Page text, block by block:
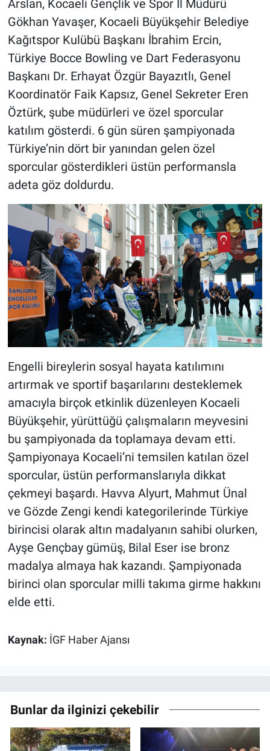
Arslan, Kocaeli Gençlik ve Spor İl Müdürü
Gökhan Yavaşer, Kocaeli Büyükşehir Belediye
Kağıtspor Kulübü Başkanı İbrahim Ercin,
Türkiye Bocce Bowling ve Dart Federasyonu
Başkanı Dr. Erhayat Özgür Bayazıtlı, Genel
Koordinatör Faik Kapsız, Genel Sekreter Eren
Öztürk, şube müdürleri ve özel sporcular
katılım gösterdi. 6 gün süren şampiyonada
Türkiye’nin dört bir yanından gelen özel
sporcular gösterdikleri üstün performansla
adeta göz doldurdu.
Engelli bireylerin sosyal hayata katılımını
artırmak ve sportif başarılarını desteklemek
amacıyla birçok etkinlik düzenleyen Kocaeli
Büyükşehir, yürüttüğü çalışmaların meyvesini
bu şampiyonada da toplamaya devam etti.
Şampiyonaya Kocaeli’ni temsilen katılan özel
sporcular, üstün performanslarıyla dikkat
çekmeyi başardı. Havva Alyurt, Mahmut Ünal
ve Gözde Zengi kendi kategorilerinde Türkiye
birincisi olarak altın madalyanın sahibi olurken,
Ayşe Gençbay gümüş, Bilal Eser ise bronz
madalya almaya hak kazandı. Şampiyonada
birinci olan sporcular milli takıma girme hakkını
elde etti.
Kaynak: İGF Haber Ajansı
Bunlar da ilginizi çekebilir